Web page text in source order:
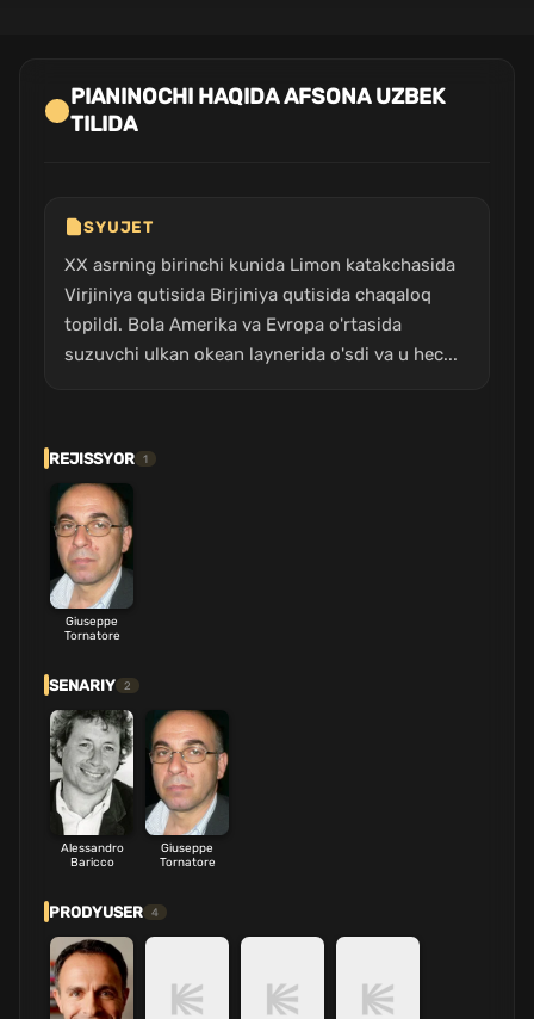
PIANINOCHI HAQIDA AFSONA UZBEK
TILIDA
SYUJET
XX asrning birinchi kunida Limon katakchasida
Virjiniya qutisida Birjiniya qutisida chaqaloq
topildi. Bola Amerika va Evropa o'rtasida
suzuvchi ulkan okean laynerida o'sdi va u hec...
REJISSYOR 1
Giuseppe
Tornatore
SENARIY 2
Alessandro
Baricco
Giuseppe
Tornatore
PRODYUSER 4